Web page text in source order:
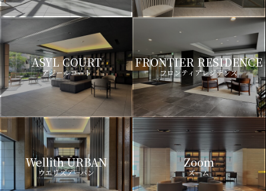
ASYL COURT
アジールコート
FRONTIER RESIDENCE
フロンティアレジデンス
Wellith URBAN
ウエリスアーバン
Zoom
ズーム